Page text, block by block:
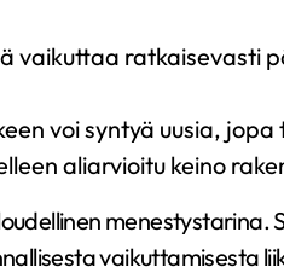
vaikuttaa ratkaisevasti
voi syntyä uusia,
aliarvioitu keino
menestystarina.
vaikuttamisesta